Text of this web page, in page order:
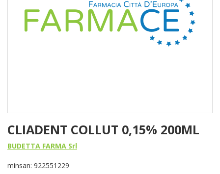
CLIADENT COLLUT 0,15% 200ML
BUDETTA FARMA Srl
minsan: 922551229